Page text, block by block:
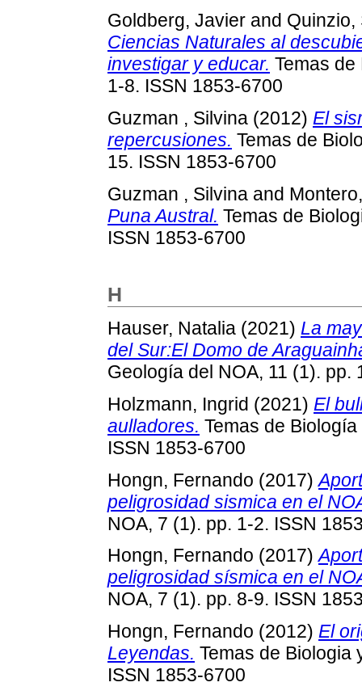
Goldberg, Javier and Quinzio,
Ciencias Naturales al
investigar y educar. Temas
1-8. ISSN 1853-6700
Guzman , Silvina (2012) El
repercusiones. Temas de
15. ISSN 1853-6700
Guzman , Silvina and
Puna Austral. Temas de
ISSN 1853-6700
H
Hauser, Natalia (2021) La
del Sur:El Domo de
Geología del NOA, 11 (1). pp.
Holzmann, Ingrid (2021) El
aulladores. Temas de
ISSN 1853-6700
Hongn, Fernando (2017)
peligrosidad sismica en el
NOA, 7 (1). pp. 1-2. ISSN
Hongn, Fernando (2017)
peligrosidad sísmica en el
NOA, 7 (1). pp. 8-9. ISSN
Hongn, Fernando (2012) El
Leyendas. Temas de Biologia
ISSN 1853-6700